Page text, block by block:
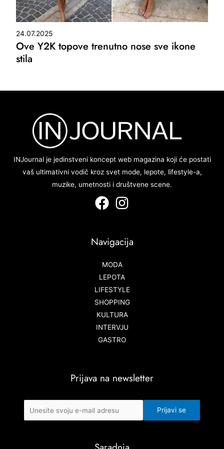
24.07.2025
Ove Y2K topove trenutno nose sve ikone
stila
INJournal je jedinstveni koncept web magazina koji će postati
vaš ultimativni vodič kroz svet mode, lepote, lifestyle-a,
muzike, umetnosti i društvene scene.
Navigacija
MODA
LEPOTA
LIFESTYLE
SHOPPING
KULTURA
INTERVJU
GASTRO
Prijava na newsletter